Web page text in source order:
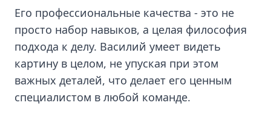
Его профессиональные качества - это не
просто набор навыков, а целая философия
подхода к делу. Василий умеет видеть
картину в целом, не упуская при этом
важных деталей, что делает его ценным
специалистом в любой команде.